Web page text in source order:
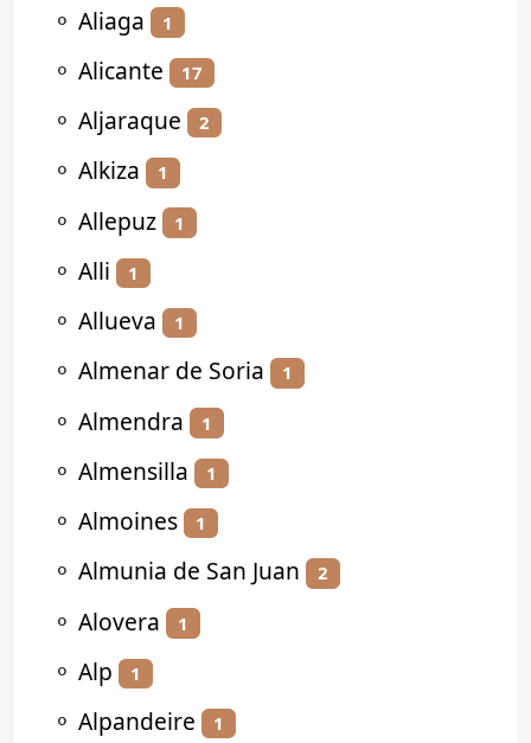
⚬ Aliaga 1
⚬ Alicante 17
⚬ Aljaraque 2
⚬ Alkiza 1
⚬ Allepuz 1
⚬ Alli 1
⚬ Allueva 1
⚬ Almenar de Soria 1
⚬ Almendra 1
⚬ Almensilla 1
⚬ Almoines 1
⚬ Almunia de San Juan 2
⚬ Alovera 1
⚬ Alp 1
⚬ Alpandeire 1